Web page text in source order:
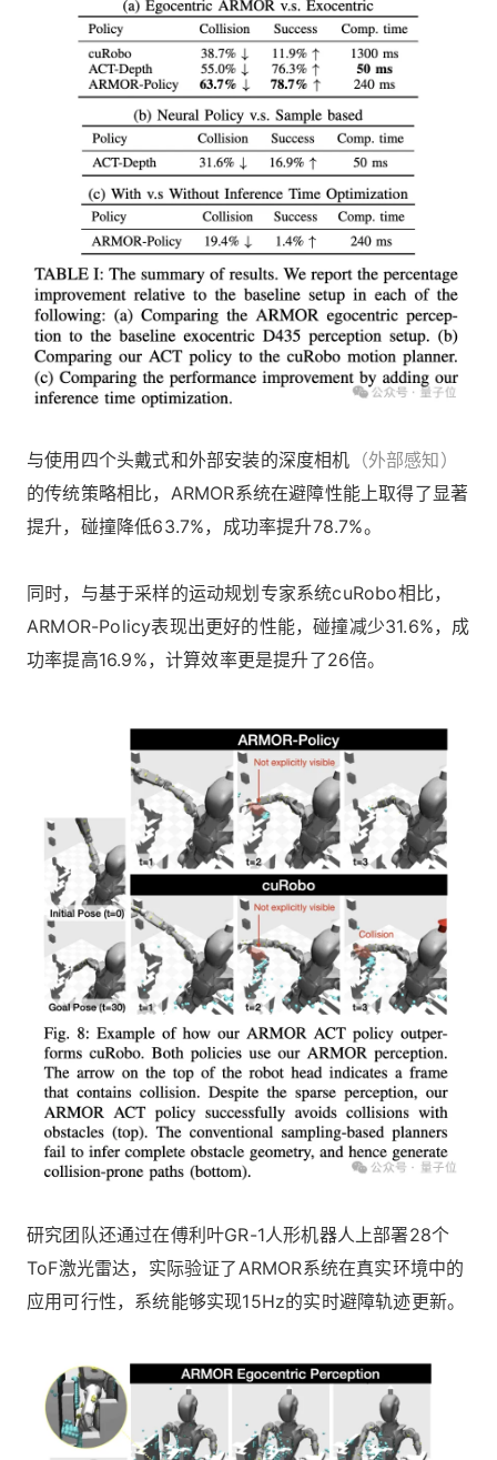
与使用四个头戴式和外部安装的深度相机 （外部感知）
的传统策略相比，ARMOR系统在避障性能上取得了显著
提升，碰撞降低63.7%，成功率提升78.7%。
同时，与基于采样的运动规划专家系统cuRobo相比，
ARMOR-Policy表现出更好的性能，碰撞减少31.6%，成
功率提高16.9%，计算效率更是提升了26倍。
研究团队还通过在傅利叶GR-1人形机器人上部署28个
ToF激光雷达，实际验证了ARMOR系统在真实环境中的
应用可行性，系统能够实现15Hz的实时避障轨迹更新。